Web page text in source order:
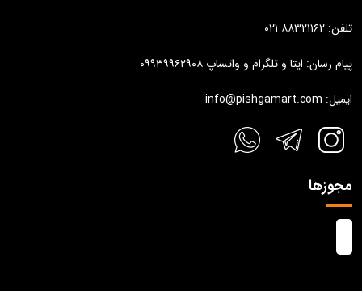
تلفن: ۸۸۳۲۱۱۶۲ ۰۲۱
پیام رسان: ایتا و تلگرام و واتساپ ۰۹۹۳۹۹۶۲۹۰۸
ایمیل: info@pishgamart.com
مجوزها